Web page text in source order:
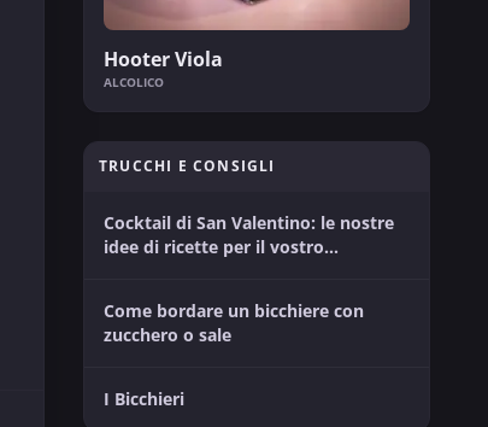
Hooter Viola
ALCOLICO
TRUCCHI E CONSIGLI
Cocktail di San Valentino: le nostre
idee di ricette per il vostro
Come bordare un bicchiere con
zucchero o sale
I Bicchieri